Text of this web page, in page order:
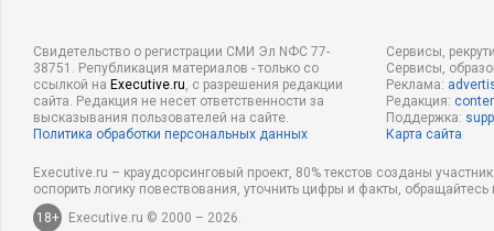
Свидетельство о регистрации СМИ Эл NФС 77-
38751. Републикация материалов - только со
ссылкой на Executive.ru, с разрешения редакции
сайта. Редакция не несет ответственности за
высказывания пользователей на сайте.
Политика обработки персональных данных
Сервисы,
Сервисы,
Реклама:
Редакция:
Поддержка:
Карта сайта
Executive.ru – краудсорсинговый проект, 80% текстов созданы
оспорить логику повествования, уточнить цифры и факты,
18+
Executive.ru © 2000 – 2026.